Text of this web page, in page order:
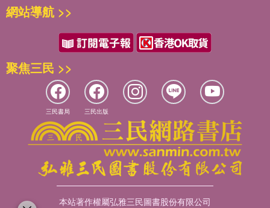
給孩子最安穩靜好的課室風景。
〈專文推薦〉
一起守護校園的微光
「章魚法官來說法」專欄作家 章魚法官
認識毛律師，完全是在網路之中「海巡」而來。因為在行政法
院工作，處理過不少校園的各種紛爭案件爭訟，我在網路上發
現有位毛律師，持續對於教育事件判決做詳盡的分析及評釋。
我訝異於怎麼會有一個這麼關心教育問題的律師，以自己的專
業剖析、整理、解釋判決，中立又懇切的評論，絕沒有為了流
量而故意使用聳動字眼，也不會片斷式誇飾其中情節，更不會
――輔導管教責任與行政支援的界線
――教師管教權與違法處罰的法律界線
2-5 不讓學生參加校外教學，可以嗎？
――剝奪受教權與合法管教的界線
2-6 罰跑操場一圈，算不算體罰？
――體罰的法律認定與後果
2-7 公開指責學生，為什麼最後變成霸凌？
――師對生霸凌的法律界線與調查程序
2-8 學生在課堂上罵髒話，該不該管教？
――輔導與管教措施的權利與保障
CHAPTER 3 性平與專業倫理
3-1 只是想先觀察一下，再通報，為什麼被罰12萬元？
――性平事件通報義務與法律後果
界線，從來不是用來限制熱情。界線，是讓熱情可以走得更長
久。老師是一份生命影響生命的工作。你的一句話，可能會被
孩子記很多年。你的一個眼神，可能改變他看待自己的方式。
你的一次理解，可能讓他撐過人生低谷。也正因為這份工作如
此重要，法律才會對這個角色有更高的期待。期待，不代表敵
意。規範，也不等於不信任。那是社會對教育專業的重視。
我長期參與校園事件的調查與審議，也陪伴當事人走過最煎熬
的時刻。有時候，我為孩子難過；有時候，我替老師心疼；也
有時候，我為制度與現實之間的落差感到沉重。但我始終沒有
放棄一件事―讓教育與法律之間，多一點理解。
這本書，是多年實務經驗的整理。它不是冰冷的條文說明，而
是從一個個真實案例出發，帶你看見制度設計的理由，也看見
那些曾經發生過的代價。我希望老師了解界線，不是為了遠離
孩子，而是因為知道如何拿捏分寸，所以更能安心投入。我也
網站導航 >>
聚焦三民 >>
三民書局 三民出版
本站著作權屬弘雅三民圖書股份有限公司